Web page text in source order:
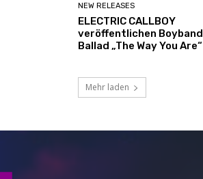
NEW RELEASES
ELECTRIC CALLBOY
veröffentlichen Boyband
Ballad „The Way You Are“
Mehr laden